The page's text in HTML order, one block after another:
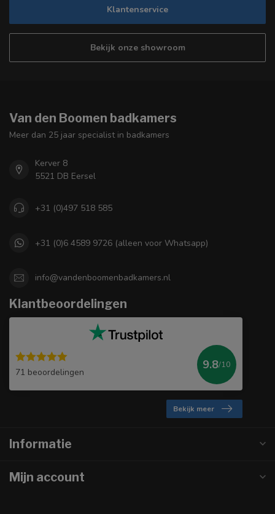
Klantenservice
Bekijk onze showroom
Van den Boomen badkamers
Meer dan 25 jaar specialist in badkamers
Kerver 8
5521 DB Eersel
+31 (0)497 518 585
+31 (0)6 4589 9726 (alleen voor Whatsapp)
info@vandenboomenbadkamers.nl
Klantbeoordelingen
71 beoordelingen
9.8/10
Bekijk meer
Informatie
Mijn account